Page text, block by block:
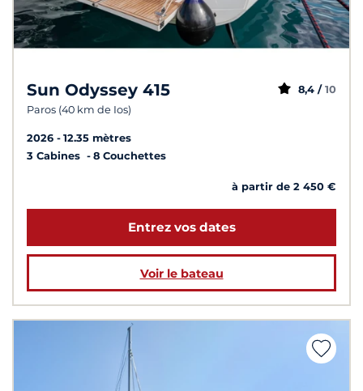
Sun Odyssey 415
Paros (40 km de Ios)
8,4 / 10
2026
12.35 mètres
3 Cabines
8 Couchettes
à partir de 2 450 €
Entrez vos dates
Voir le bateau